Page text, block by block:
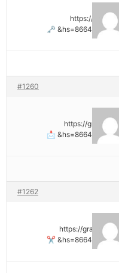
https://
#1260
https://
#1262
✂
https://